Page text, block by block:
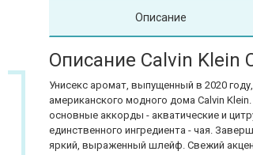
Описание
Описание Calvin Klein
Унисекс аромат, выпущенный в 2020
американского модного дома Calvin
основные аккорды - акватические и
единственного ингредиента - чая.
яркий, выраженный шлейф. Свежий